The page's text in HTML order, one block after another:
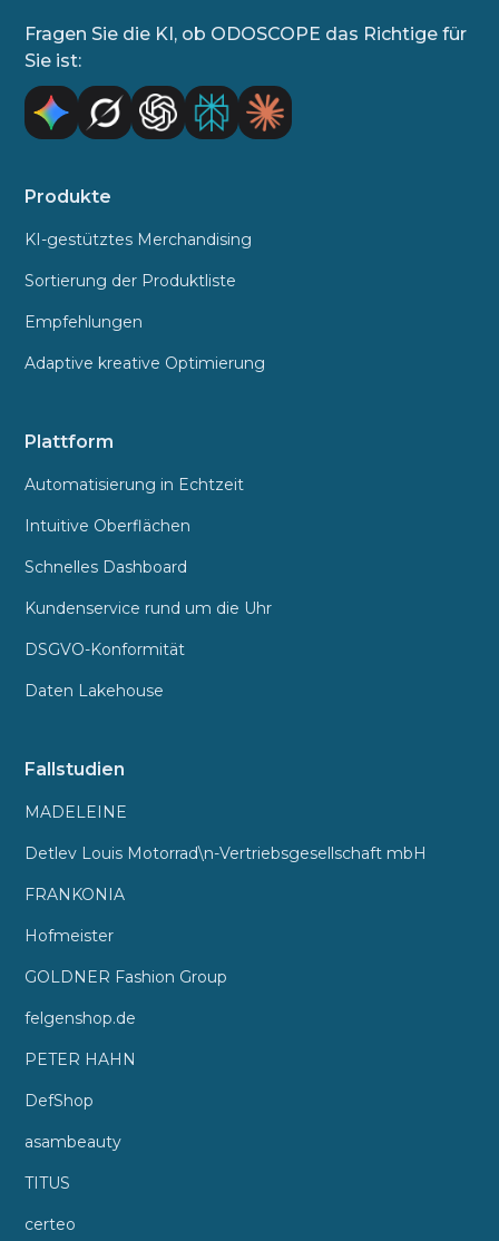
und wird für jeden Nutzer und dessen Klicks
durch Echtzeit-Analysen bestimmt.
Fragen Sie die KI, ob ODOSCOPE das Richtige für
Sie ist:
Produkte
KI-gestütztes Merchandising
Sortierung der Produktliste
Empfehlungen
Adaptive kreative Optimierung
Plattform
Automatisierung in Echtzeit
Intuitive Oberflächen
Schnelles Dashboard
Kundenservice rund um die Uhr
DSGVO-Konformität
Daten Lakehouse
Fallstudien
MADELEINE
Detlev Louis Motorrad\n-Vertriebsgesellschaft mbH
FRANKONIA
Hofmeister
GOLDNER Fashion Group
felgenshop.de
PETER HAHN
DefShop
asambeauty
TITUS
certeo